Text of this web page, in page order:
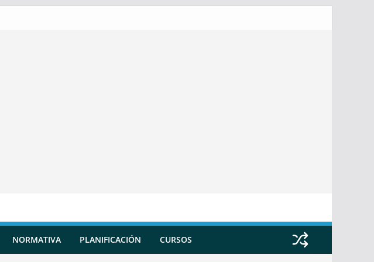
NORMATIVA PLANIFICACIÓN CURSOS